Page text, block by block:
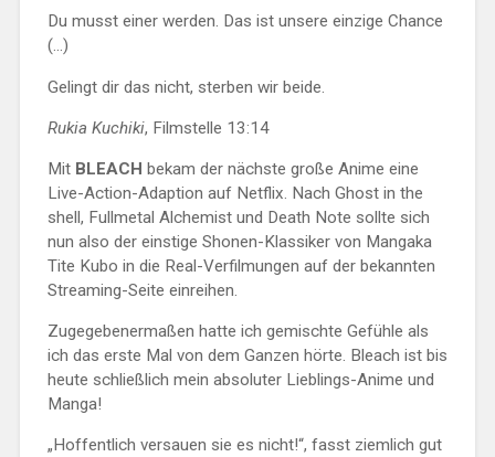
Du musst einer werden. Das ist unsere einzige Chance
(…)
Gelingt dir das nicht, sterben wir beide.
Rukia Kuchiki, Filmstelle 13:14
Mit BLEACH bekam der nächste große Anime eine
Live-Action-Adaption auf Netflix. Nach Ghost in the
shell, Fullmetal Alchemist und Death Note sollte sich
nun also der einstige Shonen-Klassiker von Mangaka
Tite Kubo in die Real-Verfilmungen auf der bekannten
Streaming-Seite einreihen.
Zugegebenermaßen hatte ich gemischte Gefühle als
ich das erste Mal von dem Ganzen hörte. Bleach ist bis
heute schließlich mein absoluter Lieblings-Anime und
Manga!
„Hoffentlich versauen sie es nicht!“, fasst ziemlich gut